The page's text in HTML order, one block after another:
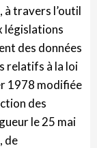
à travers l’outil
législations
des données
relatifs à la loi
1978 modifiée
des
le 25 mai
de